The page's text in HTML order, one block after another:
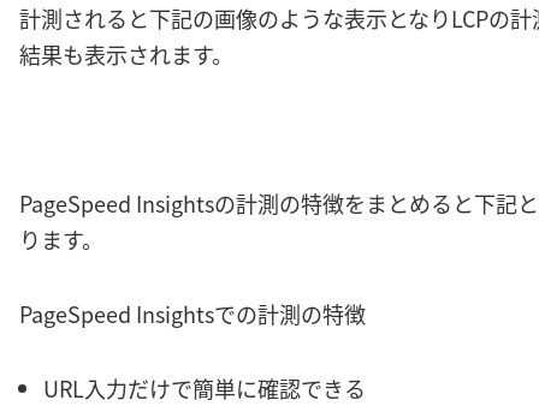
計測されると下記の画像のような表示となりLCPの計
結果も表示されます。
PageSpeed Insightsの計測の特徴をまとめると下記
ります。
PageSpeed Insightsでの計測の特徴
URL入力だけで簡単に確認できる